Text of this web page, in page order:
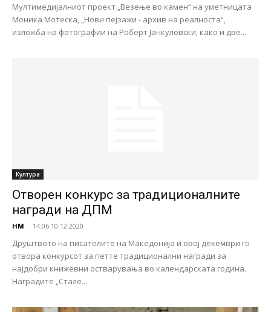
Мултимедијалниот проект „Везење во камен“ на уметницата
Моника Мотеска, „Нови пејзажи - архив на реалноста“,
изложба на фотографии на Роберт Јанкуловски, како и две...
Култура
Отворен конкурс за традиционалните
награди на ДПМ
НМ - 14:06 10.12.2020
Друштвото на писателите на Македонија и овој декември го
отвора конкурсот за петте традиционални награди за
најдобри книжевни остварувања во календарската година.
Наградите „Стале...